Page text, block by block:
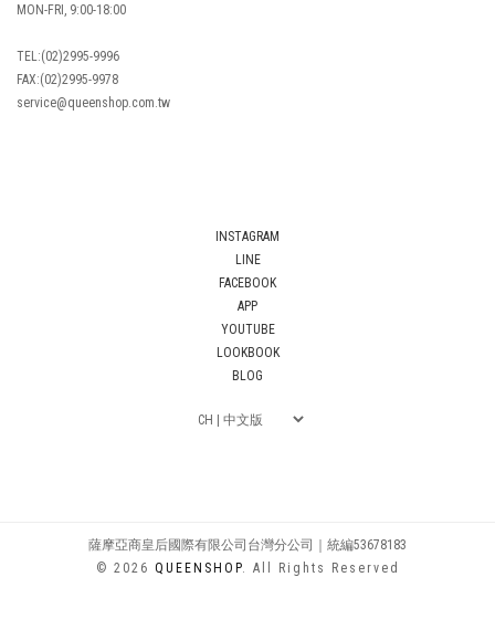
MON-FRI, 9:00-18:00
TEL:(02)2995-9996
FAX:(02)2995-9978
service@queenshop.com.tw
INSTAGRAM
LINE
FACEBOOK
APP
YOUTUBE
LOOKBOOK
BLOG
薩摩亞商皇后國際有限公司台灣分公司｜統編53678183
© 2026 QUEENSHOP. All Rights Reserved